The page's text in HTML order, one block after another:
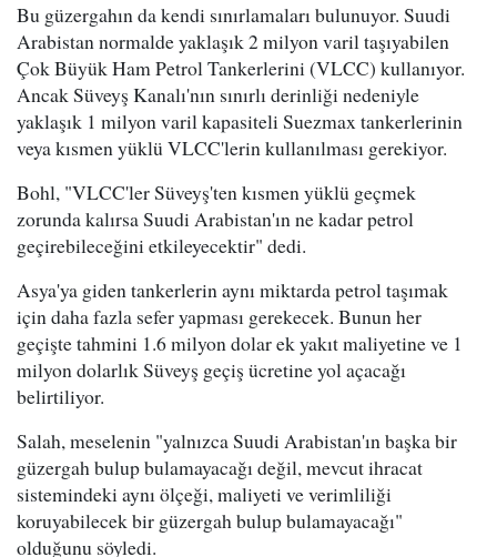
Bu güzergahın da kendi sınırlamaları bulunuyor. Suudi
Arabistan normalde yaklaşık 2 milyon varil taşıyabilen
Çok Büyük Ham Petrol Tankerlerini (VLCC) kullanıyor.
Ancak Süveyş Kanalı'nın sınırlı derinliği nedeniyle
yaklaşık 1 milyon varil kapasiteli Suezmax tankerlerinin
veya kısmen yüklü VLCC'lerin kullanılması gerekiyor.
Bohl, "VLCC'ler Süveyş'ten kısmen yüklü geçmek
zorunda kalırsa Suudi Arabistan'ın ne kadar petrol
geçirebileceğini etkileyecektir" dedi.
Asya'ya giden tankerlerin aynı miktarda petrol taşımak
için daha fazla sefer yapması gerekecek. Bunun her
geçişte tahmini 1.6 milyon dolar ek yakıt maliyetine ve 1
milyon dolarlık Süveyş geçiş ücretine yol açacağı
belirtiliyor.
Salah, meselenin "yalnızca Suudi Arabistan'ın başka bir
güzergah bulup bulamayacağı değil, mevcut ihracat
sistemindeki aynı ölçeği, maliyeti ve verimliliği
koruyabilecek bir güzergah bulup bulamayacağı"
olduğunu söyledi.